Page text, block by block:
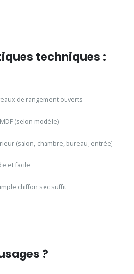
techniques :
de rangement ouverts
(selon modèle)
(salon, chambre, bureau, entrée)
et facile
chiffon sec suffit
?